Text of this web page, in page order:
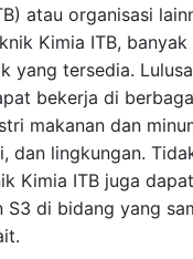
atau organisasi
Kimia ITB, banyak
yang tersedia.
bekerja di
makanan dan
dan lingkungan.
Kimia ITB juga
S3 di bidang yang